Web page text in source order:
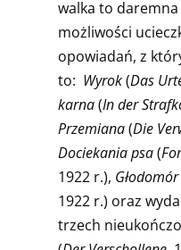
walka to
możliwości
opowiadań, z
to: Wyrok(Das
karna(In der
Przemiana(Die
Dociekania psa(
1922 r.), Głodomór
1922 r.) oraz
trzech